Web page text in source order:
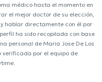
médico hasta el momento en
el mejor doctor de su elección,
hablar directamente con él por
ha sido recopilada con base
personal de Maria Jose De Los
verificada por el equipo de